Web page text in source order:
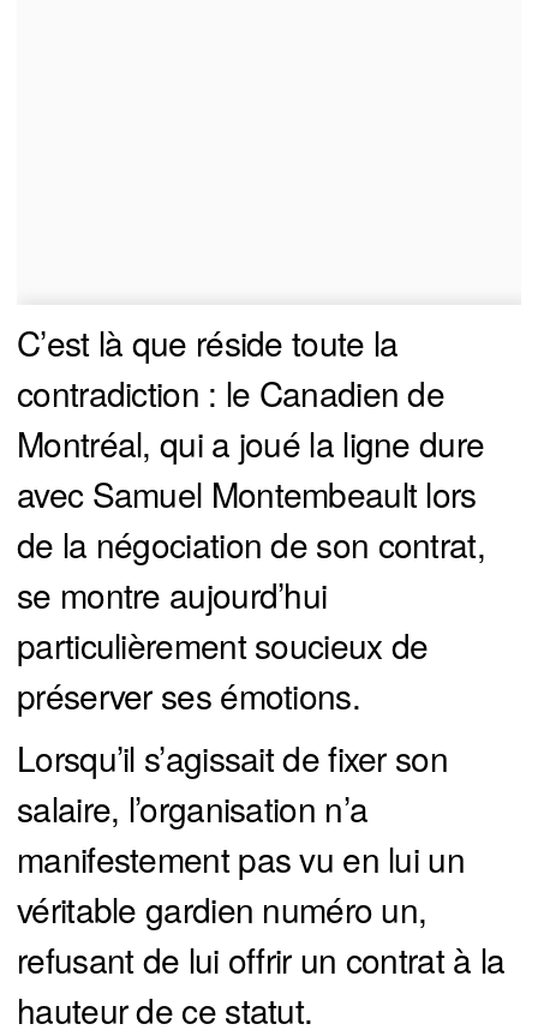
C’est là que réside toute la
contradiction : le Canadien de
Montréal, qui a joué la ligne dure
avec Samuel Montembeault lors
de la négociation de son contrat,
se montre aujourd’hui
particulièrement soucieux de
préserver ses émotions.
Lorsqu’il s’agissait de fixer son
salaire, l’organisation n’a
manifestement pas vu en lui un
véritable gardien numéro un,
refusant de lui offrir un contrat à la
hauteur de ce statut.